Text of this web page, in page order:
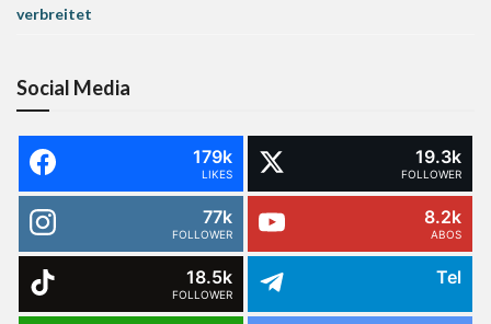
verbreitet
Social Media
179k
LIKES
19.3k
FOLLOWER
77k
FOLLOWER
8.2k
ABOS
18.5k
FOLLOWER
Tel